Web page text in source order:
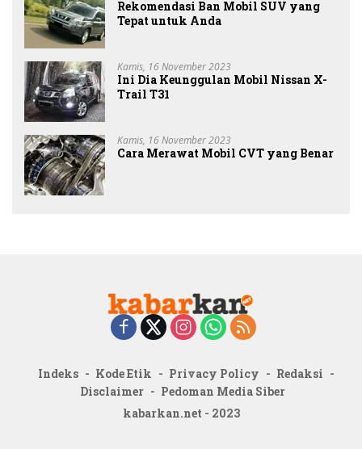
Rekomendasi Ban Mobil SUV yang
Tepat untuk Anda
Kamis, 16 November 2023
Ini Dia Keunggulan Mobil Nissan X-
Trail T31
Kamis, 16 November 2023
Cara Merawat Mobil CVT yang Benar
Indeks Kode Etik Privacy Policy
Redaksi
Disclaimer
Pedoman Media Siber
kabarkan.net - 2023